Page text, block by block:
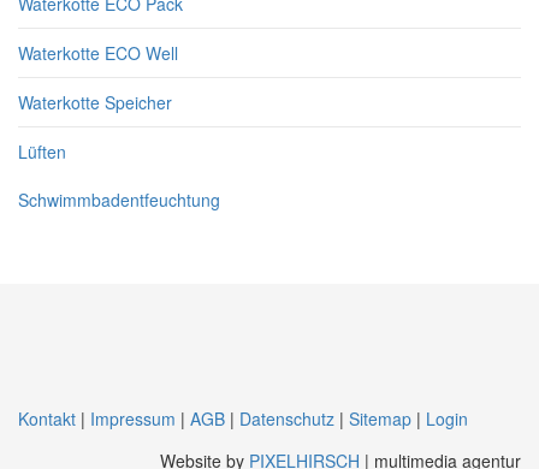
Waterkotte ECO Well
Waterkotte Speicher
Lüften
Schwimmbadentfeuchtung
Kontakt | Impressum | AGB | Datenschutz | Sitemap | Login
Website by PIXELHIRSCH | multimedia agentur